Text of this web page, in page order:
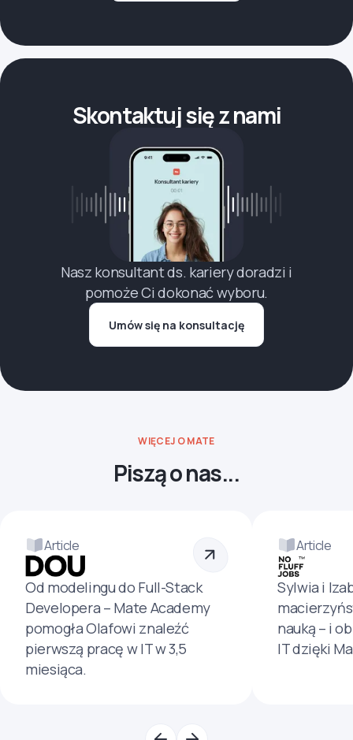
Skontaktuj się z nami
Nasz konsultant ds. kariery doradzi i
pomoże Ci dokonać wyboru.
Umów się na konsultację
WIĘCEJ O MATE
Piszą o nas...
Article
Od modelingu do Full-Stack
Developera – Mate Academy
pomogła Olafowi znaleźć
pierwszą pracę w IT w 3,5
miesiąca.
Article
Sylwia i
nauką – i
IT dzięki